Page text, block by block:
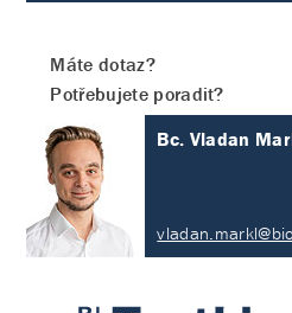
Máte dotaz?
Potřebujete poradit?
Bc. Vladan